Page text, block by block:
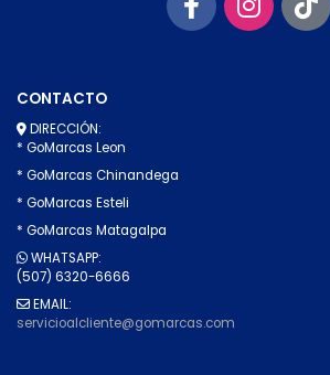
CONTACTO
DIRECCIÓN:
* GoMarcas Leon
* GoMarcas Chinandega
* GoMarcas Esteli
* GoMarcas Matagalpa
WHATSAPP:
(507) 6320-6666
EMAIL:
servicioalcliente@gomarcas.com